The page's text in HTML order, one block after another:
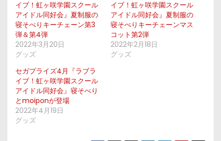
イブ！虹ヶ咲学園スクール
アイドル同好会』夏制服の
寝そべりキーチェーン第3
弾＆第4弾
2022年3月20日
グッズ
イブ！虹ヶ咲学園スクール
アイドル同好会』夏制服の
寝そべりキーチェーンマス
コット第2弾
2022年2月18日
グッズ
セガプライズ4月『ラブラ
イブ！虹ヶ咲学園スクール
アイドル同好会』寝そべり
とmoiponが登場
2022年4月19日
グッズ